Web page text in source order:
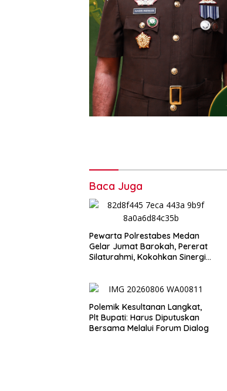
Baca Juga
Pewarta Polrestabes Medan
Gelar Jumat Barokah, Pererat
Silaturahmi, Kokohkan Sinergi
Polemik Kesultanan Langkat,
Plt Bupati: Harus Diputuskan
Bersama Melalui Forum Dialog